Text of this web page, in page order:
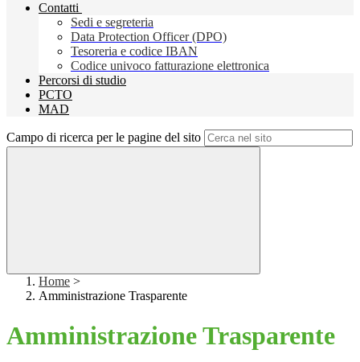
Contatti
Sedi e segreteria
Data Protection Officer (DPO)
Tesoreria e codice IBAN
Codice univoco fatturazione elettronica
Percorsi di studio
PCTO
MAD
Campo di ricerca per le pagine del sito
Home >
Amministrazione Trasparente
Amministrazione Trasparente